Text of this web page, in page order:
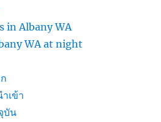
in Albany WA
WA at night
เข้า
บัน